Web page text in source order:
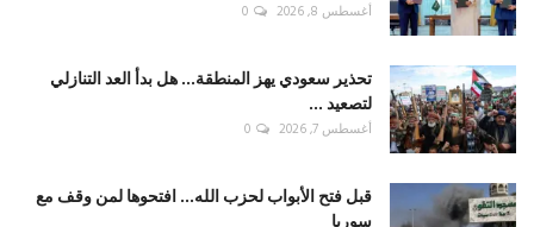
أغسطس 8, 2026 0
تحذير سعودي يهز المنطقة... هل بدأ العد التنازلي
لتصعيد ...
أغسطس 7, 2026 0
قبل فتح الأبواب لحزب الله... افتحوها لمن وقف مع
سوريا